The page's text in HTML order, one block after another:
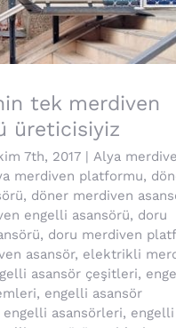
tek merdiven
üreticisiyiz
7th, 2017 | Alya
merdiven platformu,
, döner merdiven
engelli asansörü, doru
, doru merdiven
asansör, elektrikli
asansör çeşitleri,
, engelli asansör
engelli asansörleri, engelli